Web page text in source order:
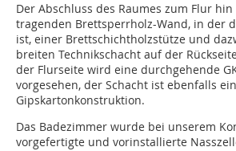
Der Abschluss des Raumes zum Flur
tragenden Brettsperrholz-Wand, in der
ist, einer Brettschichtholzstütze und
breiten Technikschacht auf der
der Flurseite wird eine durchgehende
vorgesehen, der Schacht ist ebenfalls
Gipskartonkonstruktion.
Das Badezimmer wurde bei unserem
vorgefertigte und vorinstallierte